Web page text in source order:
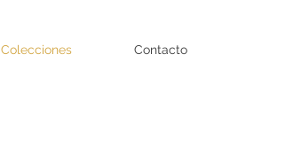
Colecciones Contacto